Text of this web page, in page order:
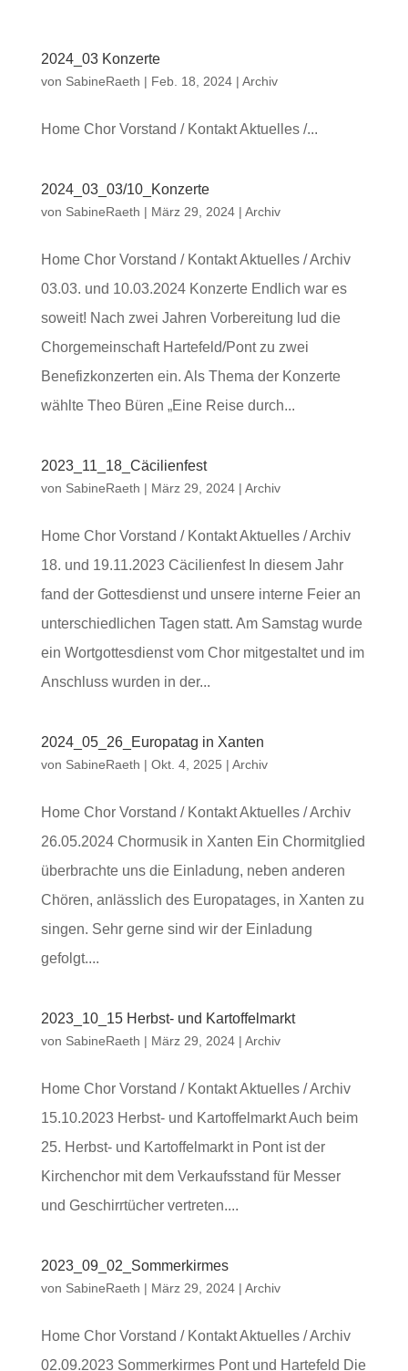
2024_03 Konzerte
von SabineRaeth | Feb. 18, 2024| Archiv
Home Chor Vorstand / Kontakt Aktuelles /...
2024_03_03/10_Konzerte
von SabineRaeth | März 29, 2024| Archiv
Home Chor Vorstand / Kontakt Aktuelles / Archiv
03.03. und 10.03.2024 Konzerte Endlich war es
soweit! Nach zwei Jahren Vorbereitung lud die
Chorgemeinschaft Hartefeld/Pont zu zwei
Benefizkonzerten ein. Als Thema der Konzerte
wählte Theo Büren „Eine Reise durch...
2023_11_18_Cäcilienfest
von SabineRaeth | März 29, 2024| Archiv
Home Chor Vorstand / Kontakt Aktuelles / Archiv
18. und 19.11.2023 Cäcilienfest In diesem Jahr
fand der Gottesdienst und unsere interne Feier an
unterschiedlichen Tagen statt. Am Samstag wurde
ein Wortgottesdienst vom Chor mitgestaltet und im
Anschluss wurden in der...
2024_05_26_Europatag in Xanten
von SabineRaeth | Okt. 4, 2025 | Archiv
Home Chor Vorstand / Kontakt Aktuelles / Archiv
26.05.2024 Chormusik in Xanten Ein Chormitglied
überbrachte uns die Einladung, neben anderen
Chören, anlässlich des Europatages, in Xanten zu
singen. Sehr gerne sind wir der Einladung
gefolgt....
2023_10_15 Herbst- und Kartoffelmarkt
von SabineRaeth | März 29, 2024| Archiv
Home Chor Vorstand / Kontakt Aktuelles / Archiv
15.10.2023 Herbst- und Kartoffelmarkt Auch beim
25. Herbst- und Kartoffelmarkt in Pont ist der
Kirchenchor mit dem Verkaufsstand für Messer
und Geschirrtücher vertreten....
2023_09_02_Sommerkirmes
von SabineRaeth | März 29, 2024| Archiv
Home Chor Vorstand / Kontakt Aktuelles / Archiv
02.09.2023 Sommerkirmes Pont und Hartefeld Die